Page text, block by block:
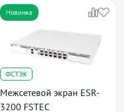
Новинка
ФСТЭК
Межсетевой экран ESR-
3200 FSTEC